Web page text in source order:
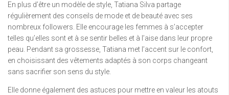
En plus d’être un modèle de style, Tatiana Silva partage
régulièrement des conseils de mode et de beauté avec ses
nombreux followers. Elle encourage les femmes à s’accepter
telles qu’elles sont et à se sentir belles et à l’aise dans leur propre
peau. Pendant sa grossesse, Tatiana met l’accent sur le confort,
en choisissant des vêtements adaptés à son corps changeant
sans sacrifier son sens du style.
Elle donne également des astuces pour mettre en valeur les atouts